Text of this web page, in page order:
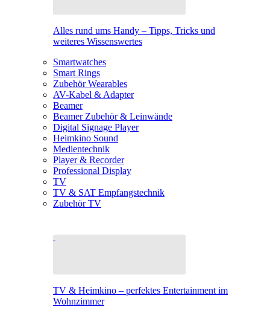
Alles rund ums Handy – Tipps, Tricks und
weiteres Wissenswertes
Smartwatches
Smart Rings
Zubehör Wearables
AV-Kabel & Adapter
Beamer
Beamer Zubehör & Leinwände
Digital Signage Player
Heimkino Sound
Medientechnik
Player & Recorder
Professional Display
TV
TV & SAT Empfangstechnik
Zubehör TV
TV & Heimkino – perfektes Entertainment im
Wohnzimmer